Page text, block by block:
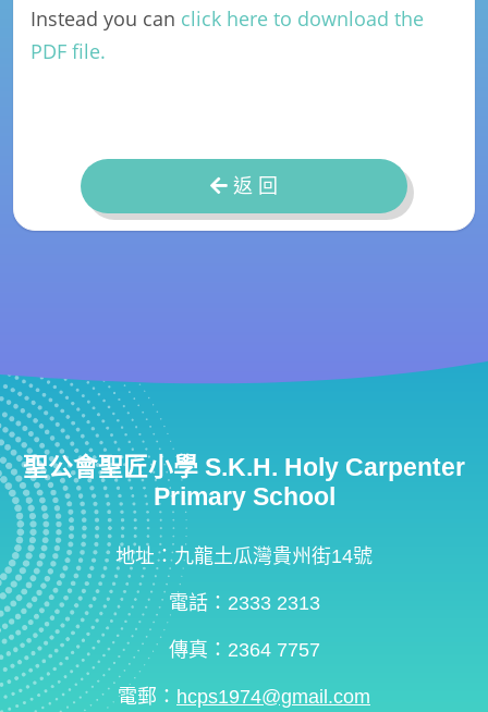
Instead you can click here to download the
PDF file.
返 回
聖公會聖匠小學 S.K.H. Holy Carpenter
Primary School
地址：九龍土瓜灣貴州街14號
電話：2333 2313
傳真：2364 7757
電郵： hcps1974@gmail.com